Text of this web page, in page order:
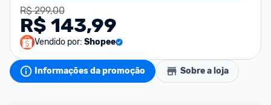
R$ 299,00
R$ 143,99
Vendido por: Shopee
Informações da promoção Sobre a loja